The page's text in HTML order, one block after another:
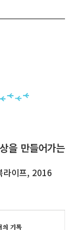
을 만들어가는
이프, 2016